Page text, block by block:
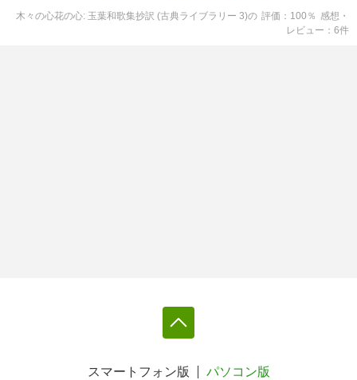
木々の心花の心: 玉葉和歌集抄訳 (古典ライブラリー 3)の 評価 100 ％ 感想・
レビュー
6件
スマートフォン版 パソコン版